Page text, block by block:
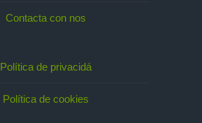
Contacta con nos
Política de privacidá
Política de cookies